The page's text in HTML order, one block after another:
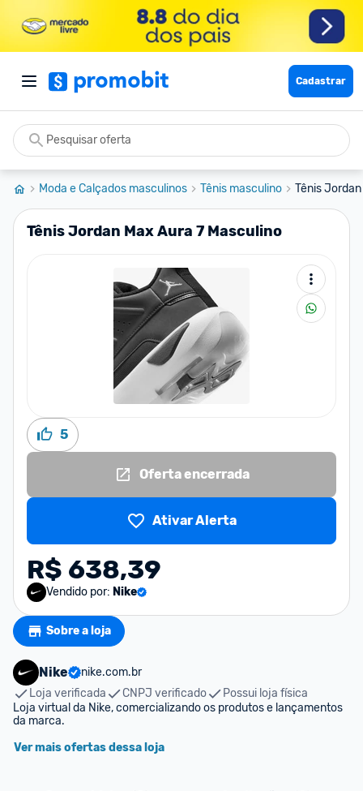
Cadastrar
Moda e Calçados masculinos Tênis masculino Tênis
Tênis Jordan Max Aura 7 Masculino
5
Oferta encerrada
Ativar Alerta
R$ 638,39
Vendido por: Nike
Sobre a loja
Nike
nike.com.br
Loja verificada
CNPJ verificado
Possui loja física
Loja virtual da Nike, comercializando os produtos e lançamentos
da marca.
Ver mais ofertas dessa loja